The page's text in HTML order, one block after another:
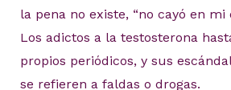
la pena no existe, “no cayó en mi
Los adictos a la testosterona
propios periódicos, y sus
se refieren a faldas o drogas.